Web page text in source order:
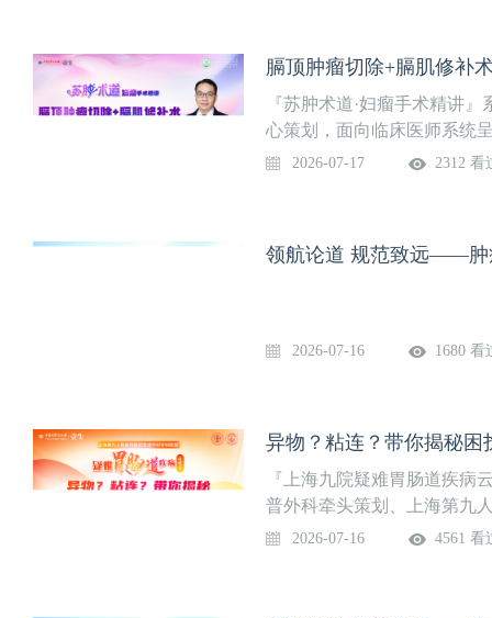
膈顶肿瘤切除+膈肌修补
『苏肿术道·妇瘤手术精讲
心策划，面向临床医师系统
栏目聚焦于真实手术场景，
江苏省肿瘤医院妇瘤外科
2026-07-17 2312 看
领航论道 规范致远——肿
2026-07-16 1680 看
『上海九院疑难胃肠道疾病
普外科牵头策划、上海第九
栏，聚焦疑难胃肠道疾病的
2026-07-16 4561 看